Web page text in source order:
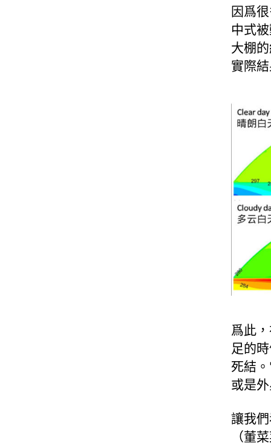
因爲
中式
大棚
實際
爲此
足的
死結
或是
讓我
（董